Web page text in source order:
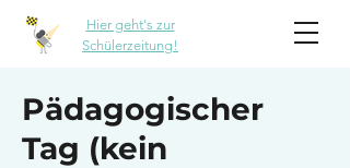
Hier geht's zur
Schülerzeitung!
Pädagogischer
Tag (kein